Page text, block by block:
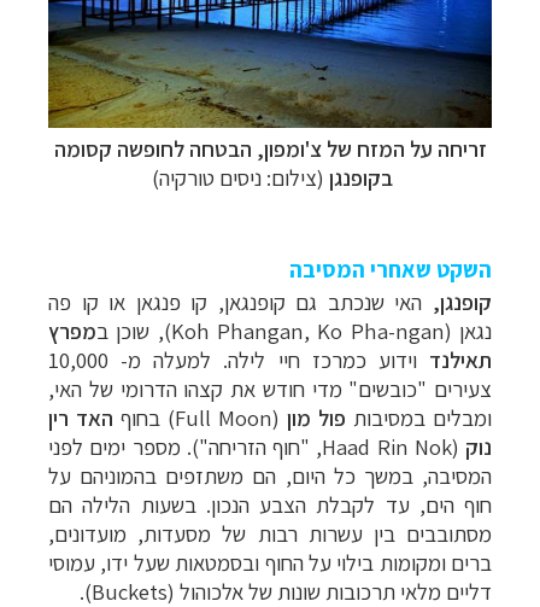
זריחה על המזח של צ'ומפון, הבטחה לחופשה קסומה
בקופנגן (צילום: ניסים טורקיה)
השקט שאחרי המסיבה
קופנגן, האי שנכתב גם קופנגאן, קו פנגאן או קו פה
נגאן (Koh Phangan, Ko Pha-ngan),
שוכן במפרץ
תאילנד
וידוע כמרכז חיי לילה. למעלה מ- 10,000
צעירים "כובשים" מדי חודש את קצהו הדרומי של האי,
ומבלים במסיבות פול מון (
Full Moon) בחוף האד רין
נוק (
Haad Rin Nok, "חוף הזריחה"). מספר ימים לפני
המסיבה, במשך כל היום, הם משתזפים בהמוניהם על
חוף הים, עד לקבלת הצבע הנכון. בשעות הלילה הם
מסתובבים בין עשרות רבות של מסעדות, מועדונים,
ברים ומקומות בילוי על החוף ובסמטאות שעל ידו, עמוסי
דליים מלאי תרכובות שונות של אלכוהול (Buckets
).